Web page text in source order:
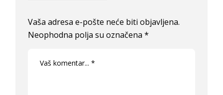
Vaša adresa e-pošte neće biti objavljena.
Neophodna polja su označena*